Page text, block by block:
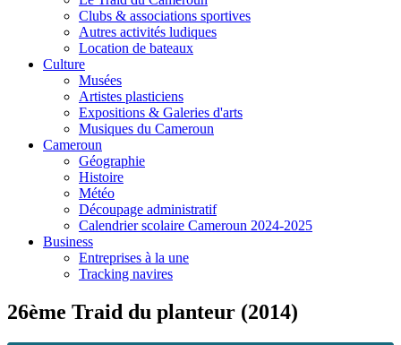
Clubs & associations sportives
Autres activités ludiques
Location de bateaux
Culture
Musées
Artistes plasticiens
Expositions & Galeries d'arts
Musiques du Cameroun
Cameroun
Géographie
Histoire
Météo
Découpage administratif
Calendrier scolaire Cameroun 2024-2025
Business
Entreprises à la une
Tracking navires
26ème Traid du planteur (2014)